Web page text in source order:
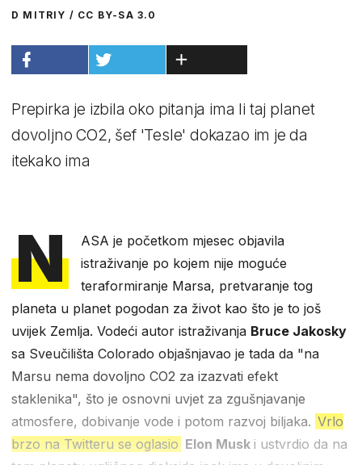
D MITRIY / CC BY-SA 3.0
Prepirka je izbila oko pitanja ima li taj planet
dovoljno CO2, šef 'Tesle' dokazao im je da
itekako ima
N
ASA je početkom mjesec objavila
istraživanje po kojem nije moguće
teraformiranje Marsa, pretvaranje tog
planeta u planet pogodan za život kao što je to još
uvijek Zemlja. Vodeći autor istraživanja Bruce Jakosky
sa Sveučilišta Colorado objašnjavao je tada da "na
Marsu nema dovoljno CO2 za izazvati efekt
staklenika", što je osnovni uvjet za zgušnjavanje
atmosfere, dobivanje vode i potom razvoj biljaka. Vrlo
brzo na Twitteru se oglasio Elon Musk i ustvrdio da na